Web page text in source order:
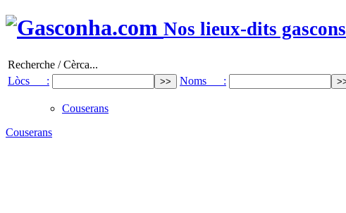
Nos lieux-dits gascons
Recherche / Cèrca...
Lòcs :
Noms :
Couserans
Couserans